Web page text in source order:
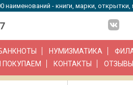
наименований - книги, марки,
НУМИЗМАТИКА
ПОКУПАЕМ КОНТАКТЫ ОТЗЫВЫ